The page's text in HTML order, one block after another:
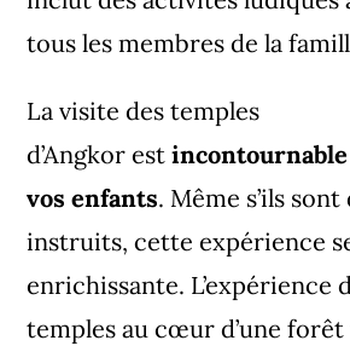
tous les membres de la
La visite des temples
d’Angkor est
vos enfants. Même s’ils
instruits, cette expérience
enrichissante. L’expérience
temples au cœur d’une